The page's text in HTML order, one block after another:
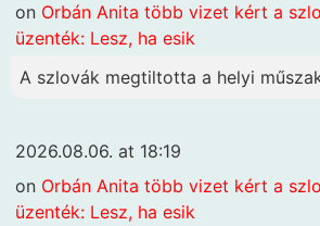
on Orbán Anita több vizet kért a
üzenték: Lesz, ha esik
A szlovák megtiltotta a helyi
2026.08.06. at 18:19
on Orbán Anita több vizet kért a
üzenték: Lesz, ha esik